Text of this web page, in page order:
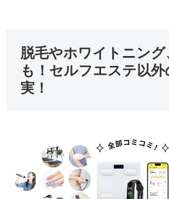
脱毛やホワイトニン
も！セルフエステ以
実！